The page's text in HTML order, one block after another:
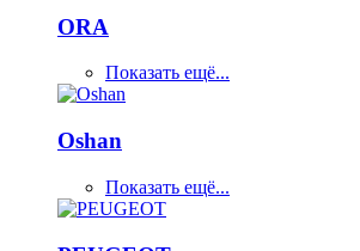
ORA
Показать ещё...
Oshan
Показать ещё...